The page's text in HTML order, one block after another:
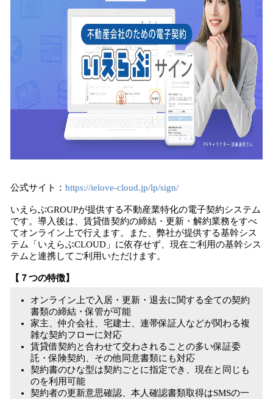
公式サイト： https://ielove-cloud.jp/lp/sign/
いえらぶGROUPが提供する不動産業特化の電子契約システム
です。導入後は、賃貸借契約の締結・更新・解約業務をすべ
てオンライン上で行えます。また、弊社が提供する基幹シス
テム「いえらぶCLOUD」に依存せず、現在ご利用の基幹シス
テムと連携してご利用いただけます。
【７つの特徴】
オンライン上で入居・更新・退去に関する全ての契約
書類の締結・保管が可能
家主、仲介会社、宅建士、連帯保証人などが関わる複
雑な契約フローに対応
賃貸借契約と合わせて交わされることの多い保証委
託・保険契約、その他同意書類にも対応
契約書のひな型は契約ごとに指定でき、現在と同じも
のを利用可能
契約者の更新意思確認、本人確認書類取得はSMSの一